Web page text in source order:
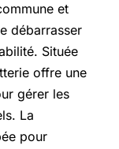
et
débarrasser
Située
offre une
gérer les
La
pour